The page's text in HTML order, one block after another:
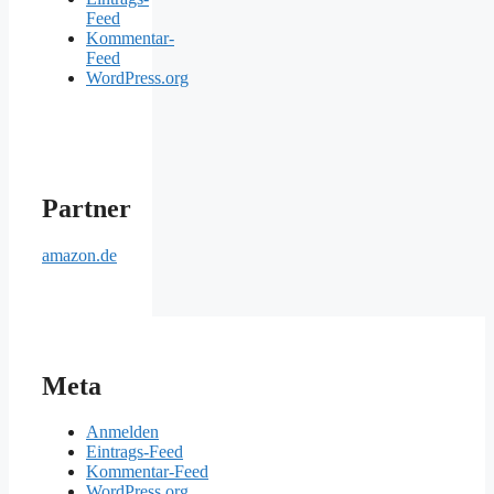
Feed
Kommentar-
Feed
WordPress.org
Partner
amazon.de
Meta
Anmelden
Eintrags-Feed
Kommentar-Feed